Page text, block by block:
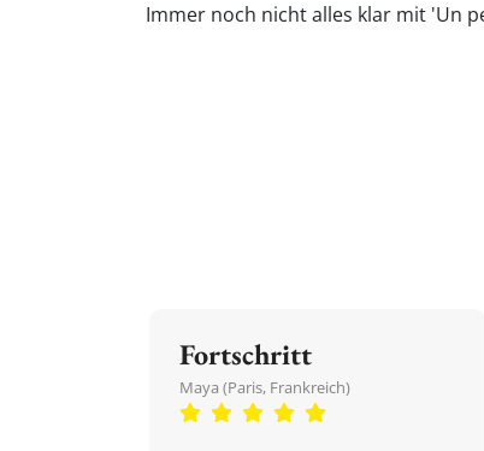
Immer noch nicht alles klar mit 'Un
Fortschritt
Maya (Paris, Frankreich)